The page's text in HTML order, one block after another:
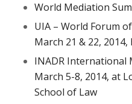
World Mediation
UIA – World Forum
March 21 & 22,
INADR
March 5-8, 2014, at
School of Law